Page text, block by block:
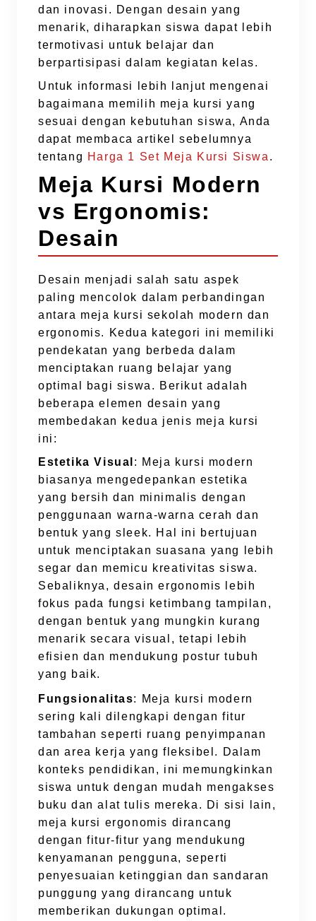
dan inovasi. Dengan desain yang
menarik, diharapkan siswa dapat lebih
termotivasi untuk belajar dan
berpartisipasi dalam kegiatan kelas.
Untuk informasi lebih lanjut mengenai
bagaimana memilih meja kursi yang
sesuai dengan kebutuhan siswa, Anda
dapat membaca artikel sebelumnya
tentang Harga 1 Set Meja Kursi Siswa .
Meja Kursi Modern
vs Ergonomis:
Desain
Desain menjadi salah satu aspek
paling mencolok dalam perbandingan
antara meja kursi sekolah modern dan
ergonomis. Kedua kategori ini memiliki
pendekatan yang berbeda dalam
menciptakan ruang belajar yang
optimal bagi siswa. Berikut adalah
beberapa elemen desain yang
membedakan kedua jenis meja kursi
ini:
Estetika Visual : Meja kursi modern
biasanya mengedepankan estetika
yang bersih dan minimalis dengan
penggunaan warna-warna cerah dan
bentuk yang sleek. Hal ini bertujuan
untuk menciptakan suasana yang lebih
segar dan memicu kreativitas siswa.
Sebaliknya, desain ergonomis lebih
fokus pada fungsi ketimbang tampilan,
dengan bentuk yang mungkin kurang
menarik secara visual, tetapi lebih
efisien dan mendukung postur tubuh
yang baik.
Fungsionalitas: Meja kursi modern
sering kali dilengkapi dengan fitur
tambahan seperti ruang penyimpanan
dan area kerja yang fleksibel. Dalam
konteks pendidikan, ini memungkinkan
siswa untuk dengan mudah mengakses
buku dan alat tulis mereka. Di sisi lain,
meja kursi ergonomis dirancang
dengan fitur-fitur yang mendukung
kenyamanan pengguna, seperti
penyesuaian ketinggian dan sandaran
punggung yang dirancang untuk
memberikan dukungan optimal.